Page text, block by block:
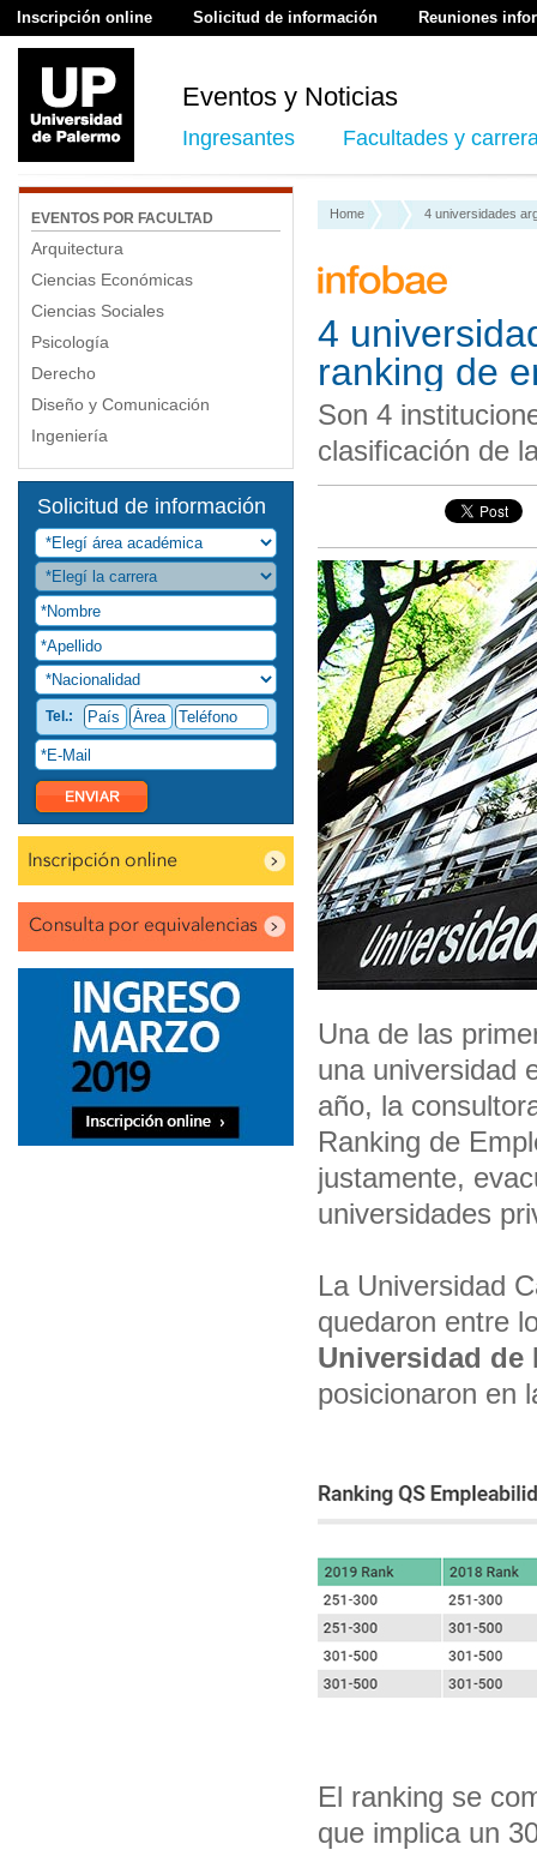
Inscripción online Solicitud de información Reuniones
Eventos y Noticias
Ingresantes Facultades y
EVENTOS POR FACULTAD
Arquitectura
Ciencias Económicas
Ciencias Sociales
Psicología
Derecho
Diseño y Comunicación
Ingeniería
Solicitud de información
Tel.:
Home 4 universidades
4
ranking de
Son 4
clasificación de
Una de las
una universidad
año, la
Ranking de
justamente,
universidades
La Universidad
quedaron entre
Universidad de
posicionaron en
El ranking se
que implica un